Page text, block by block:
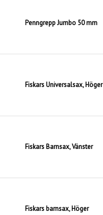
Penngrepp Jumbo 50 mm
Fiskars Universalsax, Höger
Fiskars Barnsax, Vänster
Fiskars barnsax, Höger